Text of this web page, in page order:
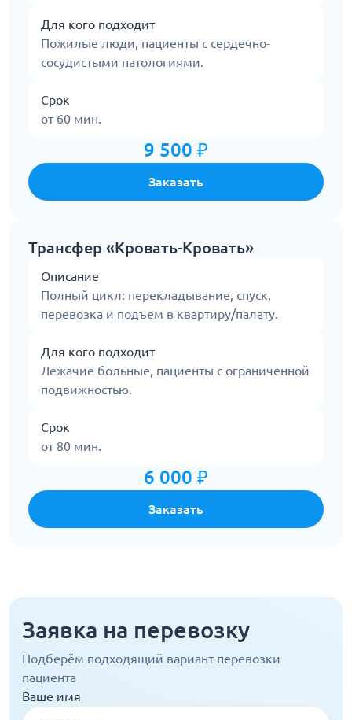
Для кого подходит
Пожилые люди, пациенты с сердечно-
сосудистыми патологиями.
Срок
от 60 мин.
9 500 ₽
Заказать
Трансфер «Кровать-Кровать»
Описание
Полный цикл: перекладывание, спуск,
перевозка и подъем в квартиру/палату.
Для кого подходит
Лежачие больные, пациенты с ограниченной
подвижностью.
Срок
от 80 мин.
6 000 ₽
Заказать
Заявка на перевозку
Подберём подходящий вариант перевозки
пациента
Ваше имя